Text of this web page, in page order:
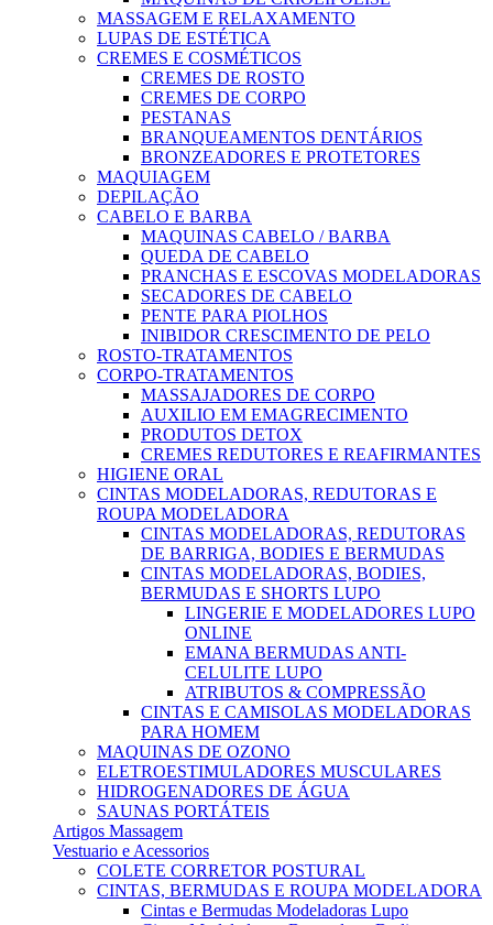
MASSAGEM E RELAXAMENTO
LUPAS DE ESTÉTICA
CREMES E COSMÉTICOS
CREMES DE ROSTO
CREMES DE CORPO
PESTANAS
BRANQUEAMENTOS DENTÁRIOS
BRONZEADORES E PROTETORES
MAQUIAGEM
DEPILAÇÃO
CABELO E BARBA
MAQUINAS CABELO / BARBA
QUEDA DE CABELO
PRANCHAS E ESCOVAS MODELADORAS
SECADORES DE CABELO
PENTE PARA PIOLHOS
INIBIDOR CRESCIMENTO DE PELO
ROSTO-TRATAMENTOS
CORPO-TRATAMENTOS
MASSAJADORES DE CORPO
AUXILIO EM EMAGRECIMENTO
PRODUTOS DETOX
CREMES REDUTORES E REAFIRMANTES
HIGIENE ORAL
CINTAS MODELADORAS, REDUTORAS E
ROUPA MODELADORA
CINTAS MODELADORAS, REDUTORAS
DE BARRIGA, BODIES E BERMUDAS
CINTAS MODELADORAS, BODIES,
BERMUDAS E SHORTS LUPO
LINGERIE E MODELADORES LUPO
ONLINE
EMANA BERMUDAS ANTI-
CELULITE LUPO
ATRIBUTOS & COMPRESSÃO
CINTAS E CAMISOLAS MODELADORAS
PARA HOMEM
MAQUINAS DE OZONO
ELETROESTIMULADORES MUSCULARES
HIDROGENADORES DE ÁGUA
SAUNAS PORTÁTEIS
Artigos Massagem
Vestuario e Acessorios
COLETE CORRETOR POSTURAL
CINTAS, BERMUDAS E ROUPA MODELADORA
Cintas e Bermudas Modeladoras Lupo